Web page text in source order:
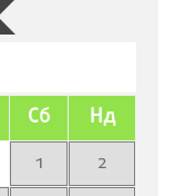
Сб Нд
1
2